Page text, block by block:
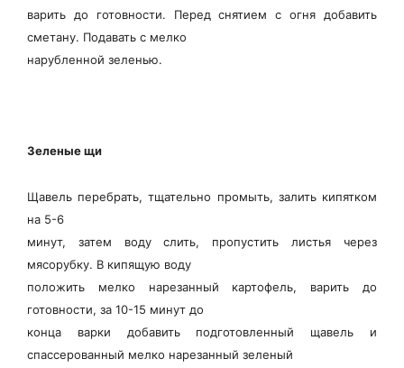
варить до готовности. Перед снятием с огня добавить
сметану. Подавать с мелко
нарубленной зеленью.
Зеленые щи
Щавель перебрать, тщательно промыть, залить кипятком
на 5-6
минут, затем воду слить, пропустить листья через
мясорубку. В кипящую воду
положить мелко нарезанный картофель, варить до
готовности, за 10-15 минут до
конца варки добавить подготовленный щавель и
спассерованный мелко нарезанный зеленый